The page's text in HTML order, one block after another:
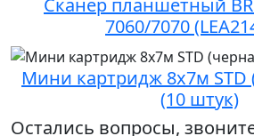
Сканер планшетный
7060/7070
Мини картридж 8х7м STD
(10 штук)
Остались вопросы,